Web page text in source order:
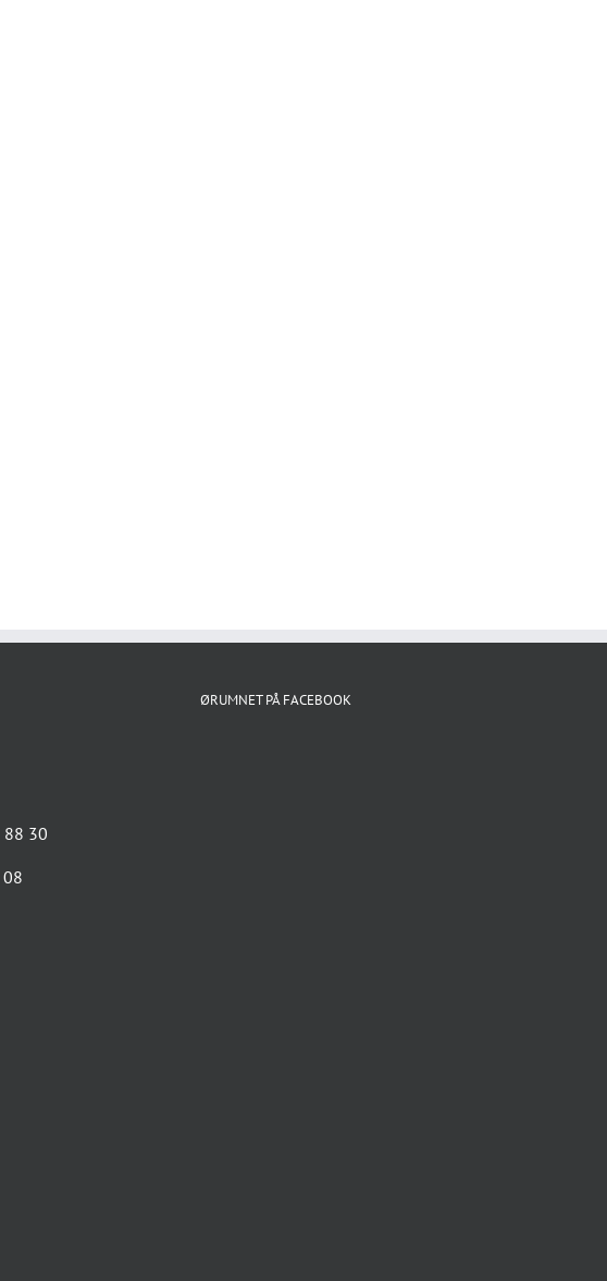
88 30
08
ØRUMNET PÅ FACEBOOK